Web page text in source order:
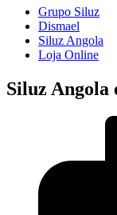
Grupo Siluz
Dismael
Siluz Angola
Loja Online
Siluz Angola